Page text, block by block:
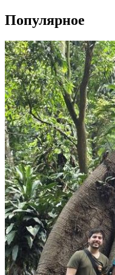
Популярное